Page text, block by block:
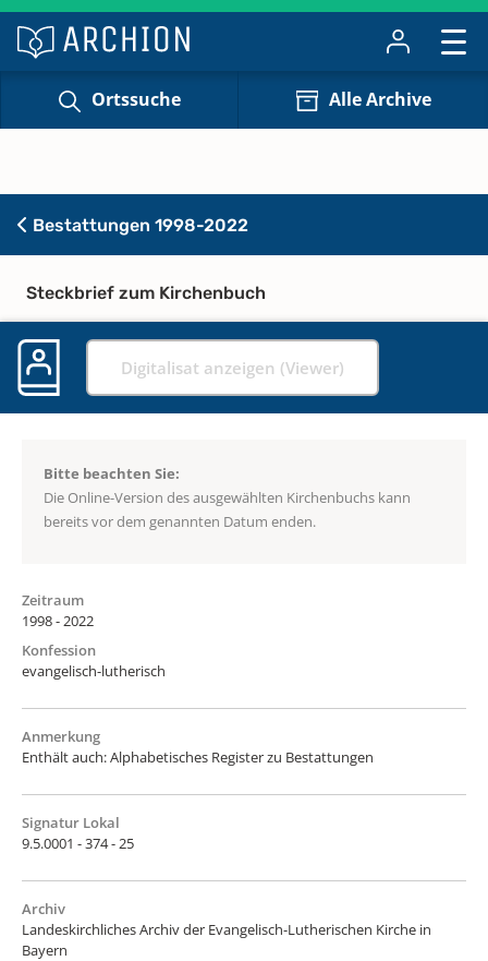
Ortssuche Alle Archive
Bestattungen 1998-2022
Steckbrief zum Kirchenbuch
Digitalisat anzeigen (Viewer)
Bitte beachten Sie:
Die Online-Version des ausgewählten Kirchenbuchs kann
bereits vor dem genannten Datum enden.
Zeitraum
1998 - 2022
Konfession
evangelisch-lutherisch
Anmerkung
Enthält auch: Alphabetisches Register zu Bestattungen
Signatur Lokal
9.5.0001 - 374 - 25
Archiv
Landeskirchliches Archiv der Evangelisch-Lutherischen Kirche in
Bayern